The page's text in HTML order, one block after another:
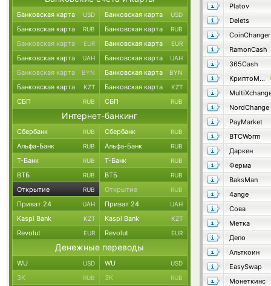
Platov
Delets
CoinChanger
RamonCash
365Cash
КриптоМенялка
NordChange
PayMarket
BTCWorm
Даркен
Ферма
BaksMan
4ange
Сова
Метка
Депо
Альткоин
EasySwap
Монеткинс
Банковская карта USD Банковская карта USD
Банковская карта RUB Банковская карта RUB
Банковская карта EUR Банковская карта EUR
Банковская карта UAH Банковская карта UAH
Банковская карта BYN Банковская карта BYN
Банковская карта KZT Банковская карта KZT
СБП RUB СБП RUB
Интернет-банкинг
Сбербанк RUB Сбербанк RUB
Альфа-Банк RUB Альфа-Банк RUB
Т-Банк RUB Т-Банк RUB
ВТБ RUB ВТБ RUB
Открытие RUB Открытие RUB
Приват 24 UAH Приват 24 UAH
Kaspi Bank KZT Kaspi Bank KZT
Revolut EUR Revolut EUR
Денежные переводы
WU USD WU USD
ЗК RUB ЗК RUB